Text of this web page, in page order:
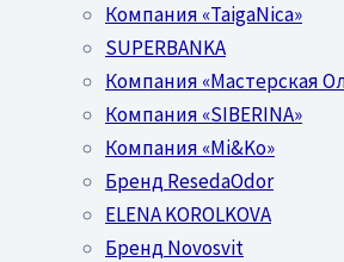
Компания «TaigaNica»
SUPERBANKA
Компания «Мастерская
Компания «SIBERINA»
Компания «Mi&Ko»
Бренд ResedaOdor
ELENA KOROLKOVA
Бренд Novosvit